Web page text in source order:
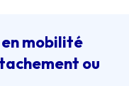
mobilité
ou